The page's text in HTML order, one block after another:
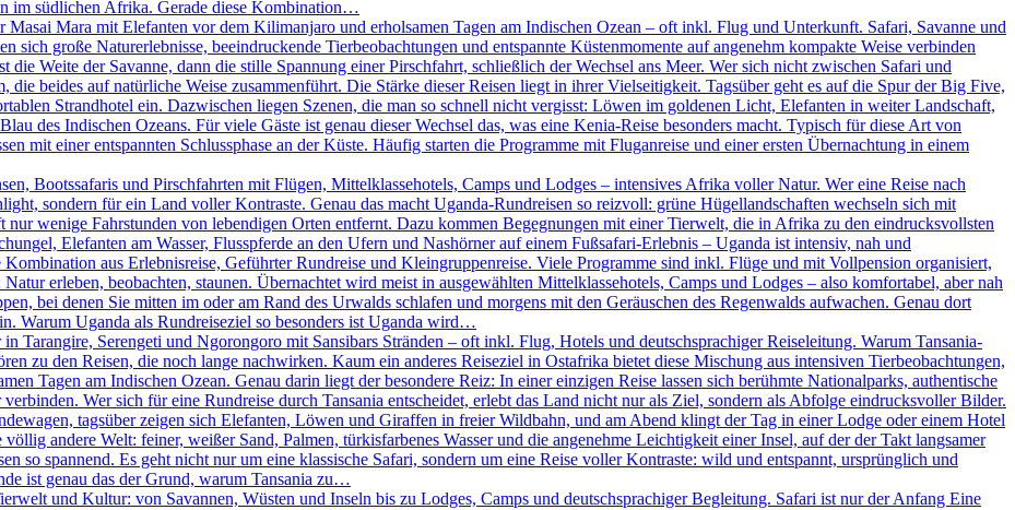
im südlichen Afrika. Gerade diese Kombination…
Mara mit Elefanten vor dem Kilimanjaro und erholsamen Tagen am Indischen Ozean – oft inkl. Flug und Unterkunft. Safari, Savanne und
sich große Naturerlebnisse, beeindruckende Tierbeobachtungen und entspannte Küstenmomente auf angenehm kompakte Weise verbinden
die Weite der Savanne, dann die stille Spannung einer Pirschfahrt, schließlich der Wechsel ans Meer. Wer sich nicht zwischen Safari und
die beides auf natürliche Weise zusammenführt. Die Stärke dieser Reisen liegt in ihrer Vielseitigkeit. Tagsüber geht es auf die Spur der Big Five,
Strandhotel ein. Dazwischen liegen Szenen, die man so schnell nicht vergisst: Löwen im goldenen Licht, Elefanten in weiter Landschaft,
des Indischen Ozeans. Für viele Gäste ist genau dieser Wechsel das, was eine Kenia-Reise besonders macht. Typisch für diese Art von
mit einer entspannten Schlussphase an der Küste. Häufig starten die Programme mit Fluganreise und einer ersten Übernachtung in einem
Bootssafaris und Pirschfahrten mit Flügen, Mittelklassehotels, Camps und Lodges – intensives Afrika voller Natur. Wer eine Reise nach
sondern für ein Land voller Kontraste. Genau das macht Uganda-Rundreisen so reizvoll: grüne Hügellandschaften wechseln sich mit
wenige Fahrstunden von lebendigen Orten entfernt. Dazu kommen Begegnungen mit einer Tierwelt, die in Afrika zu den eindrucksvollsten
Elefanten am Wasser, Flusspferde an den Ufern und Nashörner auf einem Fußsafari-Erlebnis – Uganda ist intensiv, nah und
aus Erlebnisreise, Geführter Rundreise und Kleingruppenreise. Viele Programme sind inkl. Flüge und mit Vollpension organisiert,
erleben, beobachten, staunen. Übernachtet wird meist in ausgewählten Mittelklassehotels, Camps und Lodges – also komfortabel, aber nah
bei denen Sie mitten im oder am Rand des Urwalds schlafen und morgens mit den Geräuschen des Regenwalds aufwachen. Genau dort
Warum Uganda als Rundreiseziel so besonders ist Uganda wird…
Tarangire, Serengeti und Ngorongoro mit Sansibars Stränden – oft inkl. Flug, Hotels und deutschsprachiger Reiseleitung. Warum Tansania-
zu den Reisen, die noch lange nachwirken. Kaum ein anderes Reiseziel in Ostafrika bietet diese Mischung aus intensiven Tierbeobachtungen,
Tagen am Indischen Ozean. Genau darin liegt der besondere Reiz: In einer einzigen Reise lassen sich berühmte Nationalparks, authentische
Wer sich für eine Rundreise durch Tansania entscheidet, erlebt das Land nicht nur als Ziel, sondern als Abfolge eindrucksvoller Bilder.
tagsüber zeigen sich Elefanten, Löwen und Giraffen in freier Wildbahn, und am Abend klingt der Tag in einer Lodge oder einem Hotel
andere Welt: feiner, weißer Sand, Palmen, türkisfarbenes Wasser und die angenehme Leichtigkeit einer Insel, auf der der Takt langsamer
so spannend. Es geht nicht nur um eine klassische Safari, sondern um eine Reise voller Kontraste: wild und entspannt, ursprünglich und
ist genau das der Grund, warum Tansania zu…
und Kultur: von Savannen, Wüsten und Inseln bis zu Lodges, Camps und deutschsprachiger Begleitung. Safari ist nur der Anfang Eine